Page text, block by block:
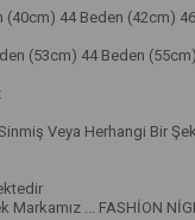
44 Beden (42cm)
(53cm) 44 Beden
Veya Herhangi Bir
... FASHİON